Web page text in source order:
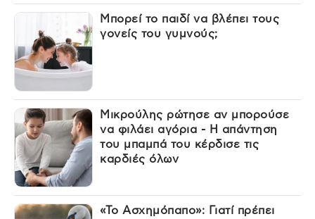
Μπορεί το παιδί να βλέπει τους
γονείς του γυμνούς;
Μικρούλης ρώτησε αν μπορούσε
να φιλάει αγόρια - Η απάντηση
του μπαμπά του κέρδισε τις
καρδιές όλων
«Το Ασχημόπαπο»: Γιατί πρέπει